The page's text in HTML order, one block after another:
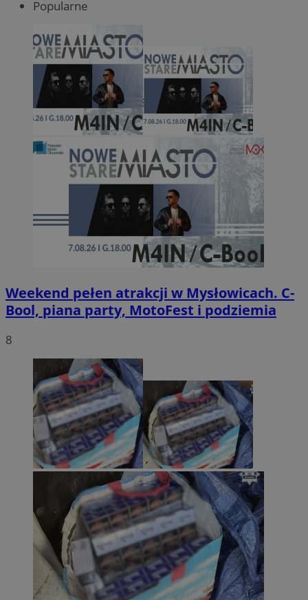
Popularne
Weekend pełen atrakcji w Mysłowicach. C-
Bool, piana party, MotoFest i podziemia
8